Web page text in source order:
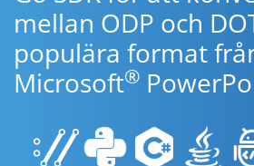
mellan ODP och
populära format
Microsoft®